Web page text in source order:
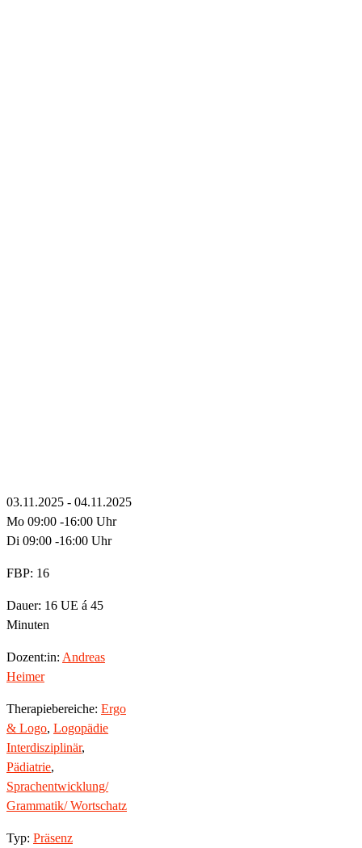
03.11.2025 - 04.11.2025
Mo 09:00 -16:00 Uhr
Di 09:00 -16:00 Uhr
FBP: 16
Dauer: 16 UE á 45
Minuten
Dozent:in: Andreas
Heimer
Therapiebereiche: Ergo
& Logo, Logopädie
Interdisziplinär,
Pädiatrie,
Sprachentwicklung/
Grammatik/ Wortschatz
Typ: Präsenz